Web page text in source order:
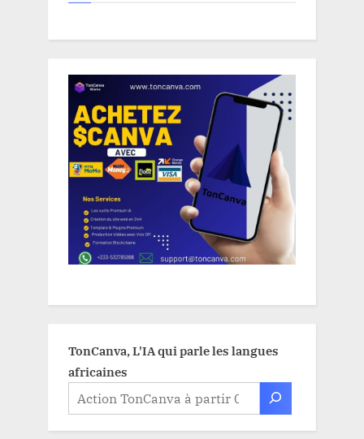
TonCanva, L'IA qui parle les langues
africaines